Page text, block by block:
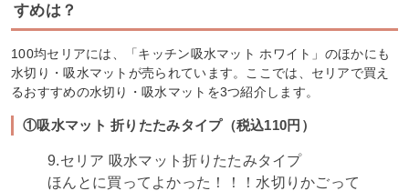
すめは？
100均セリアには、「キッチン吸水マット ホワイト」のほかにも
水切り・吸水マットが売られています。ここでは、セリアで買え
るおすすめの水切り・吸水マットを3つ紹介します。
①吸水マット 折りたたみタイプ（税込110円）
9.セリア 吸水マット折りたたみタイプ
ほんとに買ってよかった！！！水切りかごって